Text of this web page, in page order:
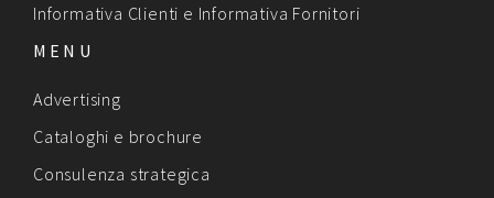
Informativa Clienti e Informativa Fornitori
MENU
Advertising
Cataloghi e brochure
Consulenza strategica